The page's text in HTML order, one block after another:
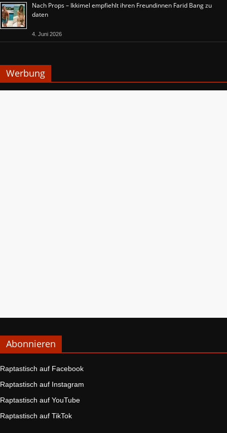
Nach Props – Ikkimel empfiehlt ihren Freundinnen Farid Bang zu
daten
4. Juni 2026
Werbung
Abonnieren
Raptastisch auf Facebook
Raptastisch auf Instagram
Raptastisch auf YouTube
Raptastisch auf TikTok